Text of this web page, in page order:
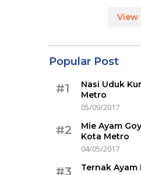
View
Popular Post
#1
Nasi Uduk
Metro
05/09/2017
#2
Mie Ayam
Kota Metro
04/05/2017
#3
Ternak Ayam